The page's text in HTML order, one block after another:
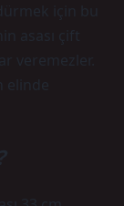
için bu
asası çift
veremezler.
elinde